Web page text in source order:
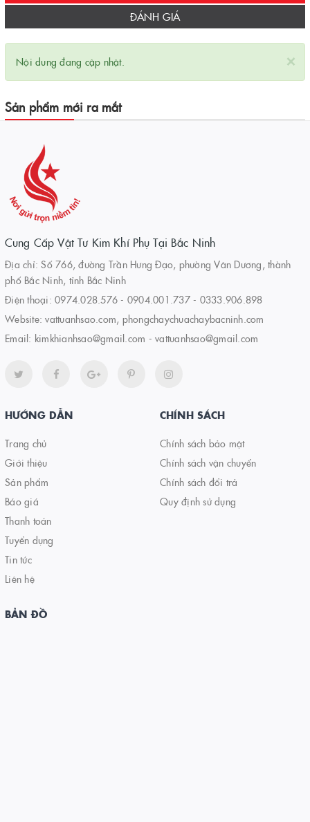
ĐÁNH GIÁ
×
Nội dung đang cập nhật.
Sản phẩm mới ra mắt
Cung Cấp Vật Tư Kim Khí Phụ Tại Bắc Ninh
Địa chỉ: Số 766, đường Trần Hưng Đạo, phường Vân Dương, thành
phố Bắc Ninh, tỉnh Bắc Ninh
Điện thoại: 0974.028.576 - 0904.001.737- 0333.906.898
Website:vattuanhsao.com, phongchaychuachaybacninh.com
Email: kimkhianhsao@gmail.com - vattuanhsao@gmail.com
HƯỚNG DẪN
Trang chủ
Giới thiệu
Sản phẩm
Báo giá
Thanh toán
Tuyển dụng
Tin tức
Liên hệ
CHÍNH SÁCH
Chính sách bảo mật
Chính sách vận chuyển
Chính sách đổi trả
Quy định sử dụng
BẢN ĐỒ